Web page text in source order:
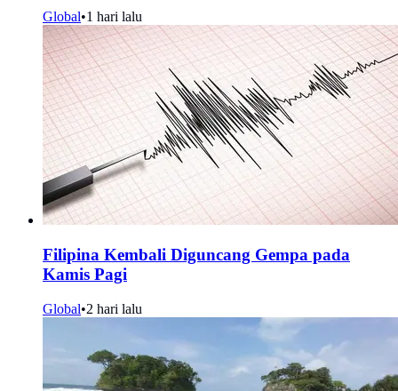
Global•1 hari lalu
Filipina Kembali Diguncang Gempa pada
Kamis Pagi
Global•2 hari lalu